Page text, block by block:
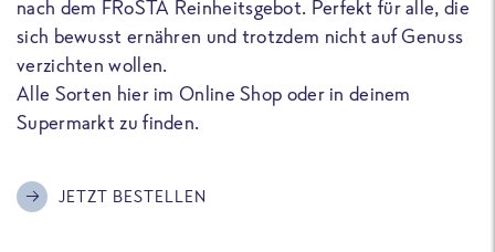
nach dem FRoSTA Reinheitsgebot. Perfekt für alle, die
sich bewusst ernähren und trotzdem nicht auf Genuss
verzichten wollen.
Alle Sorten hier im Online Shop oder in deinem
Supermarkt zu finden.
JETZT BESTELLEN